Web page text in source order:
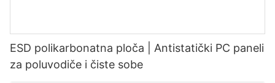
ESD polikarbonatna ploča | Antistatički PC paneli
za poluvodiče i čiste sobe